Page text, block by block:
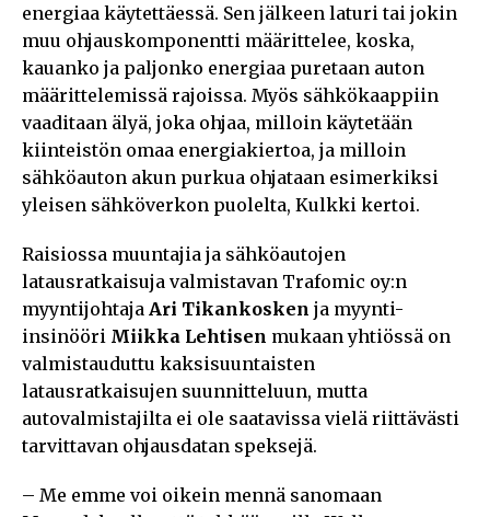
energiaa käytettäessä. Sen jälkeen laturi tai jokin
muu ohjauskomponentti määrittelee, koska,
kauanko ja paljonko energiaa puretaan auton
määrittelemissä rajoissa. Myös sähkökaappiin
vaaditaan älyä, joka ohjaa, milloin käytetään
kiinteistön omaa energiakiertoa, ja milloin
sähköauton akun purkua ohjataan esimerkiksi
yleisen sähköverkon puolelta, Kulkki kertoi.
Raisiossa muuntajia ja sähköautojen
latausratkaisuja valmistavan Trafomic oy:n
myyntijohtaja Ari Tikankosken ja myynti-
insinööri Miikka Lehtisen mukaan yhtiössä on
valmistauduttu kaksisuuntaisten
latausratkaisujen suunnitteluun, mutta
autovalmistajilta ei ole saatavissa vielä riittävästi
tarvittavan ohjausdatan speksejä.
– Me emme voi oikein mennä sanomaan